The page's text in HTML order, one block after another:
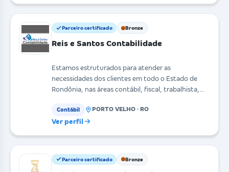
Parceiro certificado Bronze
Reis e Santos Contabilidade
Estamos estruturados para atender as
necessidades dos clientes em todo o Estado de
Rondônia, nas áreas contábil, fiscal, trabalhista,
Contábil PORTO VELHO · RO
Ver perfil
Parceiro certificado Bronze